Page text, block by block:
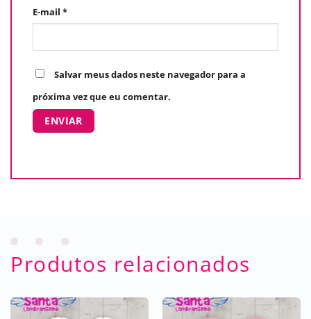
E-mail *
Salvar meus dados neste navegador para a
próxima vez que eu comentar.
Produtos relacionados